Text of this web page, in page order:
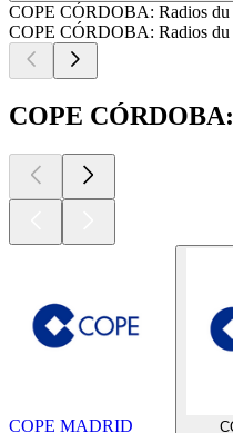
COPE CÓRDOBA: Radios du
COPE CÓRDOBA: Radios du
COPE
COPE MADRID